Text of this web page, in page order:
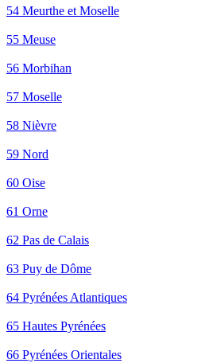
54 Meurthe et Moselle
55 Meuse
56 Morbihan
57 Moselle
58 Nièvre
59 Nord
60 Oise
61 Orne
62 Pas de Calais
63 Puy de Dôme
64 Pyrénées Atlantiques
65 Hautes Pyrénées
66 Pyrénées Orientales